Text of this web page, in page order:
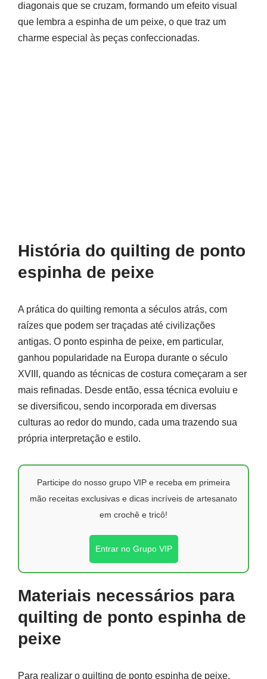
diagonais que se cruzam, formando um efeito visual
que lembra a espinha de um peixe, o que traz um
charme especial às peças confeccionadas.
História do quilting de ponto
espinha de peixe
A prática do quilting remonta a séculos atrás, com
raízes que podem ser traçadas até civilizações
antigas. O ponto espinha de peixe, em particular,
ganhou popularidade na Europa durante o século
XVIII, quando as técnicas de costura começaram a ser
mais refinadas. Desde então, essa técnica evoluiu e
se diversificou, sendo incorporada em diversas
culturas ao redor do mundo, cada uma trazendo sua
própria interpretação e estilo.
Participe do nosso grupo VIP e receba em primeira
mão receitas exclusivas e dicas incríveis de artesanato
em crochê e tricô!
Entrar no Grupo VIP
Materiais necessários para
quilting de ponto espinha de
peixe
Para realizar o quilting de ponto espinha de peixe,